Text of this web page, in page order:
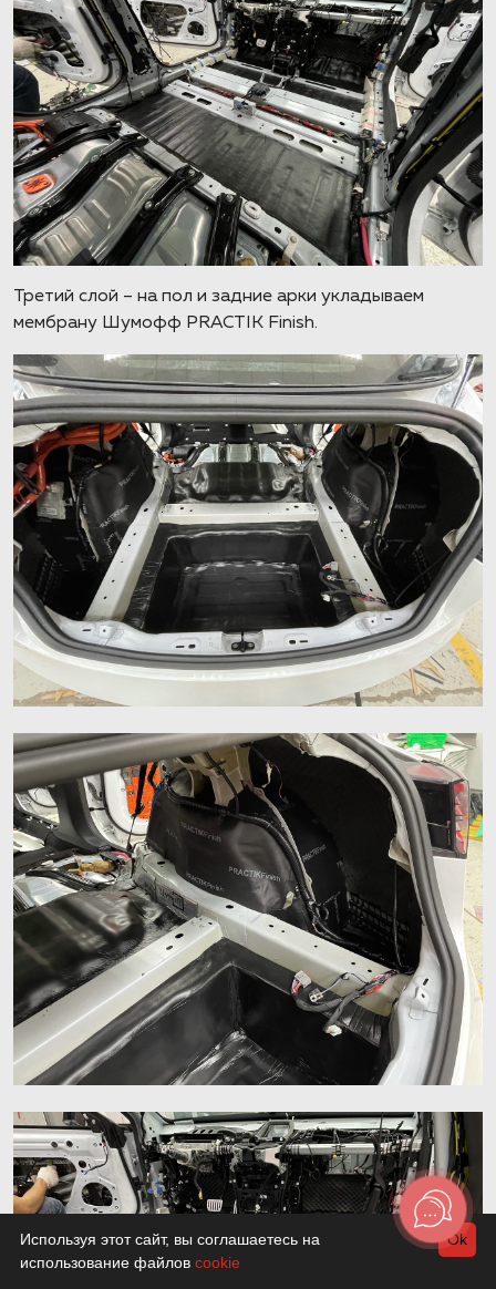
Третий слой – на пол и задние арки укладываем
мембрану Шумофф PRACTIK Finish.
Ok
Используя этот сайт, вы соглашаетесь на
использование файлов cookie